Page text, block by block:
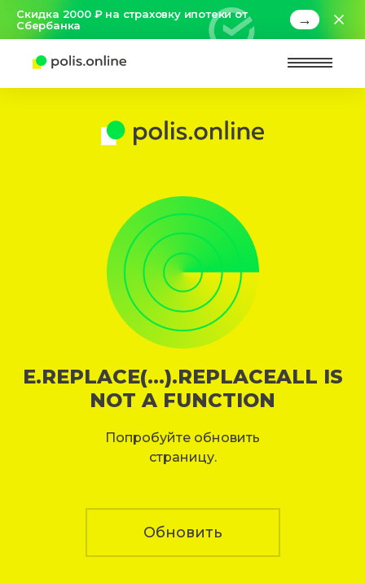
Скидка 2000 ₽ на страховку ипотеки от
Сбербанка
→
E.REPLACE(...).REPLACEALL IS
NOT A FUNCTION
Попробуйте обновить
страницу.
Обновить